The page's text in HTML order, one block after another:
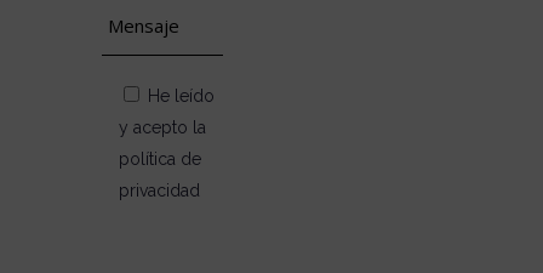
He leído
y acepto la
política de
privacidad